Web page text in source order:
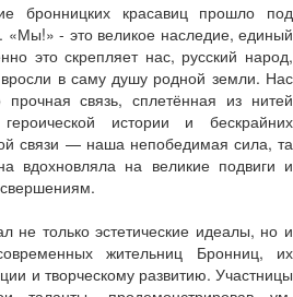
бронницких красавиц прошло под
- это великое наследие, единый
это скрепляет нас, русский народ,
в саму душу родной земли. Нас
связь, сплетённая из нитей
истории и бескрайних
связи — наша непобедимая сила, та
вдохновляла на великие подвиги и
не только эстетические идеалы, но и
жительниц Бронниц, их
и творческому развитию. Участницы